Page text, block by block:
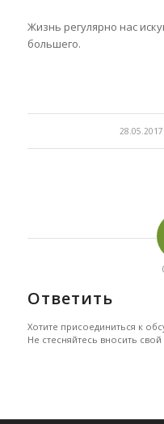
Жизнь регулярно нас
большего.
28.05.2017
/
Ответить
Хотите присоединиться к
Не стесняйтесь вносить свой